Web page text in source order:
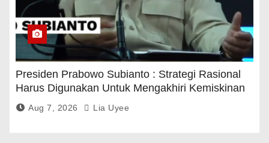
Presiden Prabowo Subianto : Strategi Rasional
Harus Digunakan Untuk Mengakhiri Kemiskinan
Aug 7, 2026 Lia Uyee